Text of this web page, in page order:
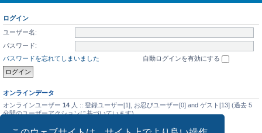
ログイン
ユーザー名:
パスワード:
パスワードを忘れてしまいました
自動ログインを有効にする
オンラインデータ
オンラインユーザー 14 人 :: 登録ユーザー[1], お忍びユーザー[0] and ゲスト[13] (過去 5
分間のユーザーアクションに基づいています)